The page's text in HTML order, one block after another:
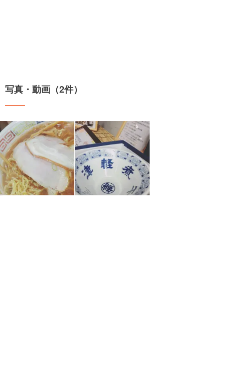
写真・動画（2件）